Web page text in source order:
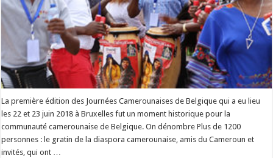
La première édition des Journées Camerounaises de Belgique qui a eu lieu
les 22 et 23 juin 2018 à Bruxelles fut un moment historique pour la
communauté camerounaise de Belgique. On dénombre Plus de 1200
personnes : le gratin de la diaspora camerounaise, amis du Cameroun et
invités, qui ont …